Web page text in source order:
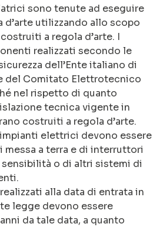
sono tenute ad eseguire
d’arte utilizzando allo scopo
a regola d’arte. I
realizzati secondo le
dell’Ente italiano di
del Comitato Elettrotecnico
nel rispetto di quanto
tecnica vigente in
costruiti a regola d’arte.
elettrici devono essere
a terra e di interruttori
o di altri sistemi di
alla data di entrata in
legge devono essere
da tale data, a quanto